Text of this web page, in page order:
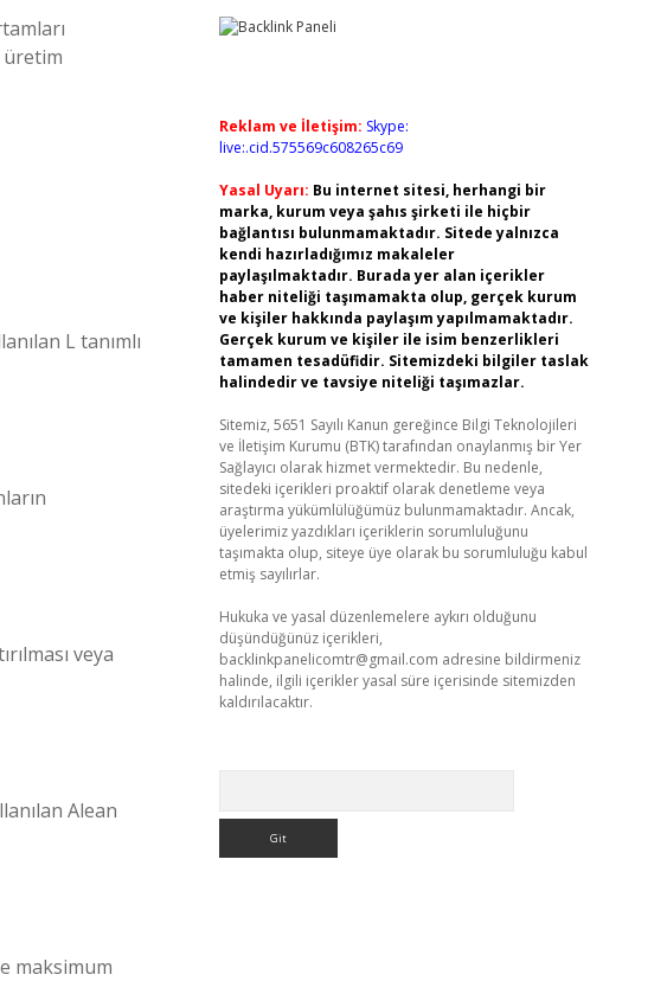
üretim
L tanımlı
veya
Alean
maksimum
Reklam ve İletişim: Skype:
live:.cid.575569c608265c69
Yasal Uyarı: Bu internet sitesi, herhangi bir
marka, kurum veya şahıs şirketi ile hiçbir
bağlantısı bulunmamaktadır. Sitede yalnızca
kendi hazırladığımız makaleler
paylaşılmaktadır. Burada yer alan içerikler
haber niteliği taşımamakta olup, gerçek kurum
ve kişiler hakkında paylaşım yapılmamaktadır.
Gerçek kurum ve kişiler ile isim benzerlikleri
tamamen tesadüfidir. Sitemizdeki bilgiler taslak
halindedir ve tavsiye niteliği taşımazlar.
Sitemiz, 5651 Sayılı Kanun gereğince Bilgi Teknolojileri
ve İletişim Kurumu (BTK) tarafından onaylanmış bir Yer
Sağlayıcı olarak hizmet vermektedir. Bu nedenle,
sitedeki içerikleri proaktif olarak denetleme veya
araştırma yükümlülüğümüz bulunmamaktadır. Ancak,
üyelerimiz yazdıkları içeriklerin sorumluluğunu
taşımakta olup, siteye üye olarak bu sorumluluğu kabul
etmiş sayılırlar.
Hukuka ve yasal düzenlemelere aykırı olduğunu
düşündüğünüz içerikleri,
backlinkpanelicomtr@gmail.com adresine bildirmeniz
halinde, ilgili içerikler yasal süre içerisinde sitemizden
kaldırılacaktır.